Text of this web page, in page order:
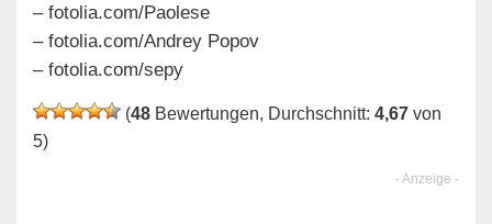
– fotolia.com/Paolese
– fotolia.com/Andrey Popov
– fotolia.com/sepy
(48 Bewertungen, Durchschnitt: 4,67 von
5)